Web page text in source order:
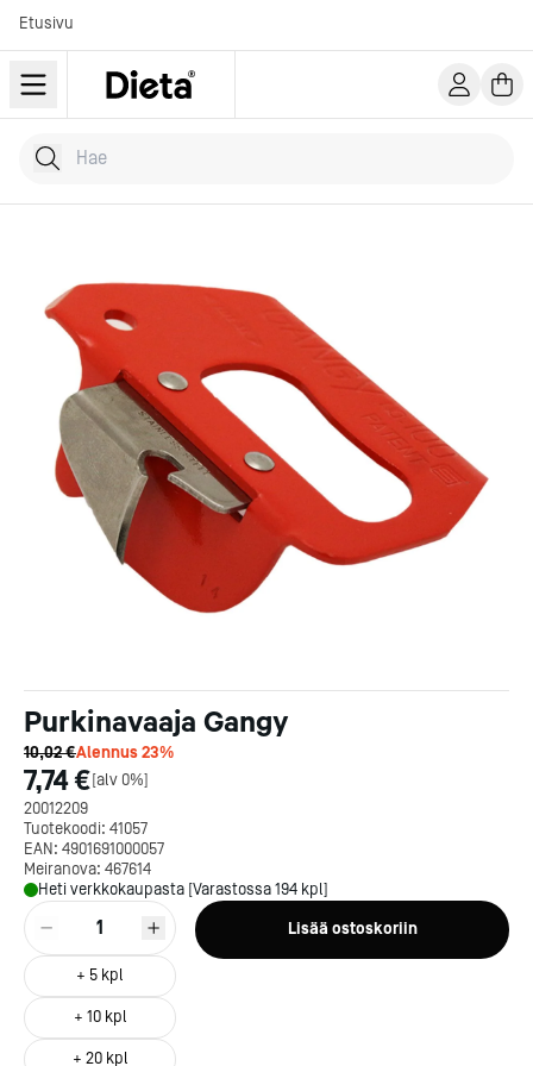
Etusivu
Hae tuotteita
Kirjoita hakusana...
Purkinavaaja Gangy
10,02 €Alennus23%
7,74 €[alv 0%]
20012209
Tuotekoodi: 41057
EAN: 4901691000057
Meiranova: 467614
Heti verkkokaupasta [Varastossa 194 kpl]
1
+ 5 kpl
+ 10kpl
+ 20kpl
Lisää ostoskoriin
Kotipizza on vuonna 1987
perustettu yritys, jolla on yli